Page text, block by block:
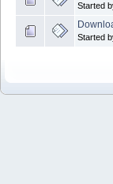
Started
Started